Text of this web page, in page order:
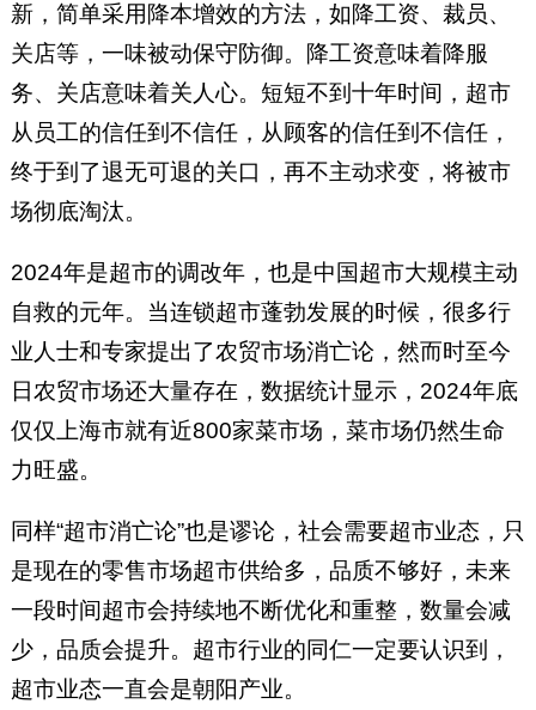
新，简单采用降本增效的方法，如降工资、裁员、
关店等，一味被动保守防御。降工资意味着降服
务、关店意味着关人心。短短不到十年时间，超市
从员工的信任到不信任，从顾客的信任到不信任，
终于到了退无可退的关口，再不主动求变，将被市
场彻底淘汰。
2024年是超市的调改年，也是中国超市大规模主动
自救的元年。当连锁超市蓬勃发展的时候，很多行
业人士和专家提出了农贸市场消亡论，然而时至今
日农贸市场还大量存在，数据统计显示，2024年底
仅仅上海市就有近800家菜市场，菜市场仍然生命
力旺盛。
同样“超市消亡论”也是谬论，社会需要超市业态，只
是现在的零售市场超市供给多，品质不够好，未来
一段时间超市会持续地不断优化和重整，数量会减
少，品质会提升。超市行业的同仁一定要认识到，
超市业态一直会是朝阳产业。